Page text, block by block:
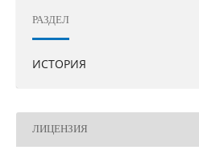
РАЗДЕЛ
ИСТОРИЯ
ЛИЦЕНЗИЯ